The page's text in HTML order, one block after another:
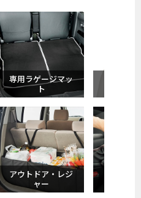
専用ラゲージマッ
ト
アウトドア・レジ
ャー